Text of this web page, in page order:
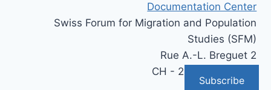
Documentation Center
Swiss Forum for Migration and Population
Studies (SFM)
Rue A.-L. Breguet 2
CH - 2000 Neuchâtel
Subscribe